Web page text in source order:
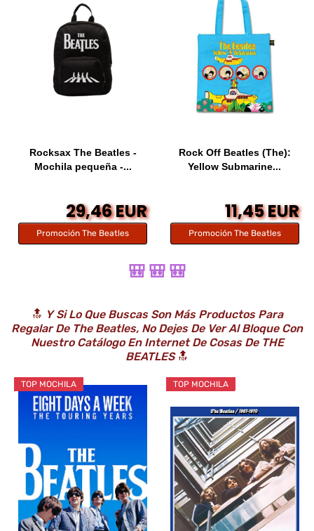
Rocksax The Beatles -
Mochila pequeña -...
29,46 EUR
Promoción The Beatles
Rock Off Beatles (The):
Yellow Submarine...
11,45 EUR
Promoción The Beatles
🎒 🎒 🎒
🔝 Y Si Lo Que Buscas Son Más Productos Para
Regalar De The Beatles, No Dejes De Ver Al Bloque Con
Nuestro Catálogo En Internet De Cosas De THE
BEATLES🔝
TOP MOCHILA TOP MOCHILA